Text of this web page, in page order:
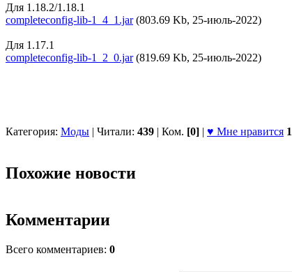
Для 1.18.2/1.18.1
completeconfig-lib-1_4_1.jar(803.69 Kb, 25-июль-2022)
Для 1.17.1
completeconfig-lib-1_2_0.jar(819.69 Kb, 25-июль-2022)
Категория: Моды | Читали: 439 | Ком. [0] | ♥ Мне нравится 1
Похожие новости
Комментарии
Всего комментариев: 0